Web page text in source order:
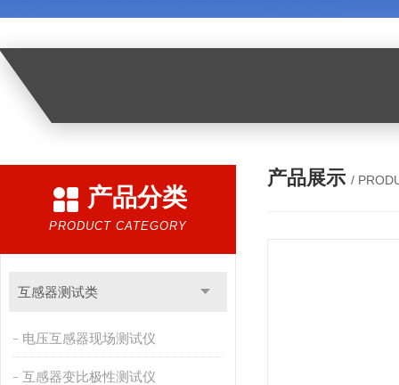
产品分类
PRODUCT CATEGORY
互感器测试类
电压互感器现场测试仪
互感器变比极性测试仪
产品展示 /